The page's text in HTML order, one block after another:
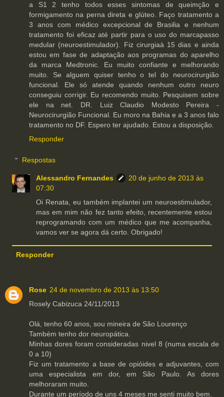
a S1 2 tenho todos esses sintomas de queimção e
formigamento na perna direta e glúteo. Faço tratamento a
3 anos com médico excepcional de Brasilia e nenhum
tratamento foi eficaz até partir para o uso do marcapasso
medular (neuroestimulador). Fiz cirurgiaà 15 dias e ainda
estou em fase de adaptação aos programas do aparelho
da marca Medtronic. Eu muito confiante e melhorando
muito. Se alguem quiser tenho o tel do neurocirurgião
funcional. Ele só atende quando nenhum outro neuro
conseguiu corrigir. Eu recomendo muito. Pesquisem sobre
ele na net. DR. Luiz Claudio Modesto Pereira -
Neurocirurgião Funcional. Eu moro na Bahia e a 3 anos falo
tratamento no DF. Espero ter ajudado. Estou a disposição.
Responder
Respostas
Alessandro Fernandes
20 de junho de 2013 às
07:30
Oi Renata, eu também implantei um neuroestimulador,
mas em mim não fez tanto efeito, recentemente estou
reprogramando com um médico que me acompanha,
vamos ver se agora dá certo. Obrigado!
Responder
Rose 24 de novembro de 2013 às 13:50
Rosely Cabizuca 24/11/2013
Olá, tenho 60 anos, sou mineira de São Lourenço
Também tenho dor neuropática.
Minhas dores foram consideradas nivel 8 (numa escala de
0 a 10)
Fiz um tratamento a base de opióides e adjuvantes, com
uma especialista em dor, em São Paulo. As dores
melhoraram muito.
Durante um período de uns 4 meses me senti muito bem.